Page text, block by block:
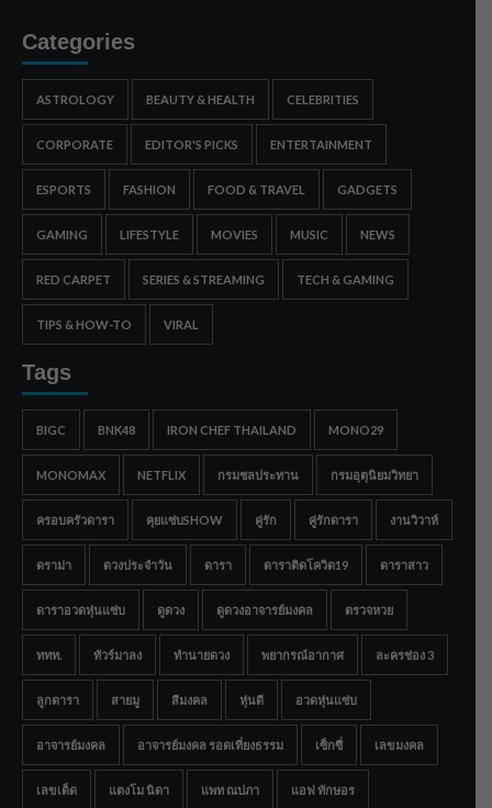
Categories
ASTROLOGY BEAUTY & HEALTH CELEBRITIES
CORPORATE EDITOR'S PICKS ENTERTAINMENT
ESPORTS FASHION FOOD & TRAVEL GADGETS
GAMING LIFESTYLE MOVIES MUSIC NEWS
RED CARPET SERIES & STREAMING TECH & GAMING
TIPS & HOW-TO VIRAL
Tags
BIGC BNK48 IRON CHEF THAILAND MONO29
MONOMAX NETFLIX กรมชลประทาน กรมอุตุนิยมวิทยา
ครอบครัวดารา คุยแซ่บSHOW คู่รัก คู่รักดารา งานวิวาห์
ดราม่า ดวงประจำวัน ดารา ดาราติดโควิด19 ดาราสาว
ดาราอวดหุ่นแซ่บ ดูดวง ดูดวงอาจารย์มงคล ตรวจหวย
ททท. ทัวร์มาลง ทำนายดวง พยากรณ์อากาศ ละครช่อง 3
ลูกดารา สายมู สีมงคล หุ่นดี อวดหุ่นแซ่บ
อาจารย์มงคล อาจารย์มงคล รอดเที่ยงธรรม เซ็กซี่ เลขมงคล
เลขเด็ด แตงโม นิดา แพท ณปภา แอฟ ทักษอร